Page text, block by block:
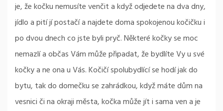
je, že kočku nemusíte venčit a když odjedete na dva dny,
jídlo a pití jí postačí a najdete doma spokojenou kočičku i
po dvou dnech co jste byli pryč. Některé kočky se moc
nemazlí a občas Vám může připadat, že bydlíte Vy u své
kočky a ne ona u Vás. Kočičí spolubydlící se hodí jak do
bytu, tak do domečku se zahrádkou, když máte dům na
vesnici či na okraji města, kočka může jít i sama ven a je